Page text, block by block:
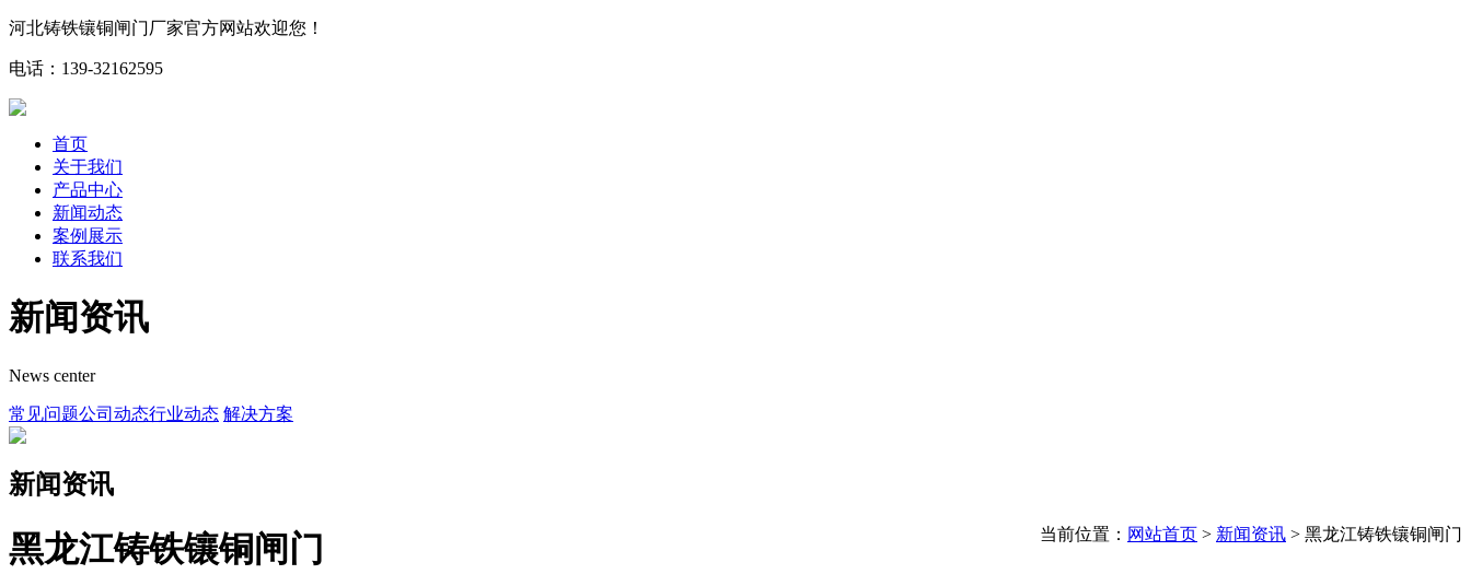
河北铸铁镶铜闸门厂家官方网站欢迎您！
电话：139-32162595
首页
关于我们
产品中心
新闻动态
案例展示
联系我们
新闻资讯
News center
常见问题公司动态行业动态 解决方案
新闻资讯
当前位置： 网站首页 > 新闻资讯 > 黑龙江铸铁镶铜闸门
黑龙江铸铁镶铜闸门